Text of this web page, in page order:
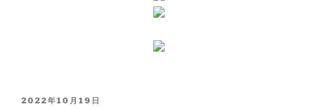
PUBLICADO
2022年10月19日